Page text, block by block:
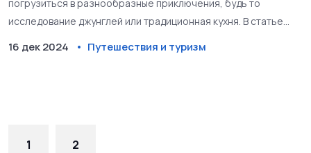
погрузиться в разнообразные приключения, будь то
исследование джунглей или традиционная кухня. В статье
направлений, а также советы по комфортному и
16 дек 2024 Путешествия и туризм
1 2